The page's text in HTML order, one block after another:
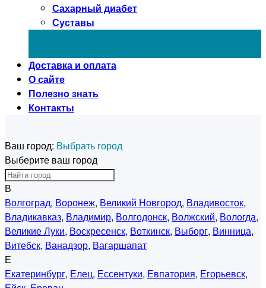
Сахарный диабет
Суставы
Доставка и оплата
О сайте
Полезно знать
Контакты
Ваш город: Выбрать город
Выберите ваш город
В
Волгоград, Воронеж, Великий Новгород, Владивосток,
Владикавказ, Владимир, Волгодонск, Волжский, Вологда,
Великие Луки, Воскресенск, Воткинск, Выборг, Винница,
Витебск, Ванадзор, Вагаршапат
Е
Екатеринбург, Елец, Ессентуки, Евпатория, Егорьевск,